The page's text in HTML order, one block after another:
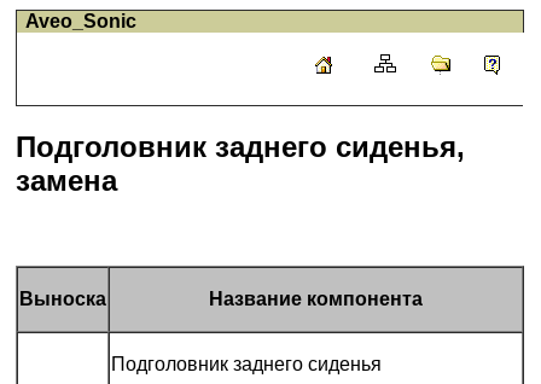
Aveo_Sonic
Подголовник заднего сиденья,
замена
Выноска Название компонента
Подголовник заднего сиденья